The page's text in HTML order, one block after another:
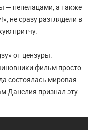
— пепелацами, а также
не сразу разглядели в
притчу.
от цензуры.
фильм просто
состоялась мировая
Данелия признал эту